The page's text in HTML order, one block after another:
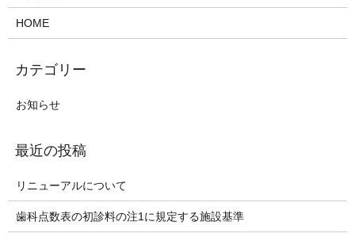
HOME
お知らせ
リニューアルについて
歯科点数表の初診料の注1に規定する施設基準